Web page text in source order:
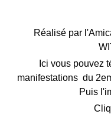
Réalisé par
Ici vous pouvez
manifestations du
Puis